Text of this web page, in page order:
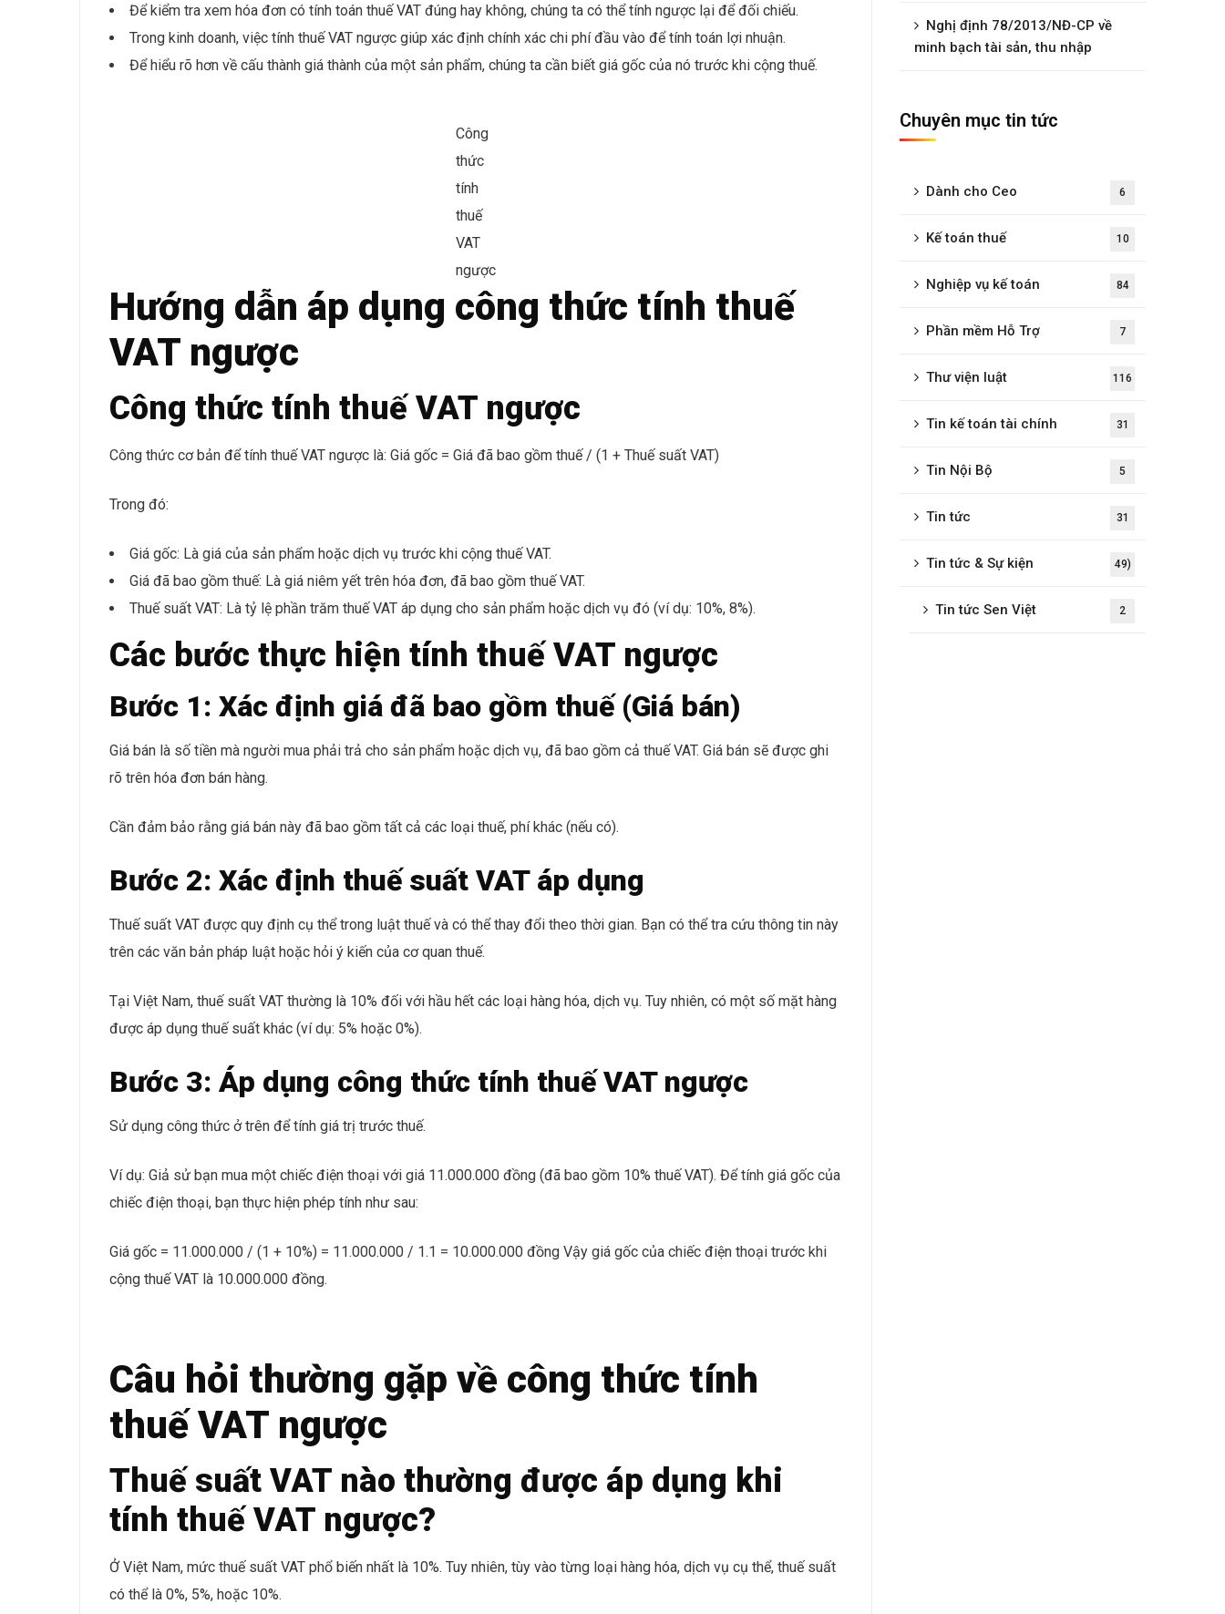
Để kiểm tra xem hóa đơn có tính toán thuế VAT đúng hay không, chúng ta có thể tính ngược lại để đối chiếu.
Trong kinh doanh, việc tính thuế VAT ngược giúp xác định chính xác chi phí đầu vào để tính toán lợi nhuận.
Để hiểu rõ hơn về cấu thành giá thành của một sản phẩm, chúng ta cần biết giá gốc của nó trước khi cộng thuế.
Công
thức
tính
thuế
VAT
ngược
Hướng dẫn áp dụng công thức tính thuế
VAT ngược
Công thức tính thuế VAT ngược
Công thức cơ bản để tính thuế VAT ngược là: Giá gốc = Giá đã bao gồm thuế / (1 + Thuế suất VAT)
Trong đó:
Giá gốc: Là giá của sản phẩm hoặc dịch vụ trước khi cộng thuế VAT.
Giá đã bao gồm thuế: Là giá niêm yết trên hóa đơn, đã bao gồm thuế VAT.
Thuế suất VAT: Là tỷ lệ phần trăm thuế VAT áp dụng cho sản phẩm hoặc dịch vụ đó (ví dụ: 10%, 8%).
Các bước thực hiện tính thuế VAT ngược
Bước 1: Xác định giá đã bao gồm thuế (Giá bán)
Giá bán là số tiền mà người mua phải trả cho sản phẩm hoặc dịch vụ, đã bao gồm cả thuế VAT. Giá bán sẽ được ghi
rõ trên hóa đơn bán hàng.
Cần đảm bảo rằng giá bán này đã bao gồm tất cả các loại thuế, phí khác (nếu có).
Bước 2: Xác định thuế suất VAT áp dụng
Thuế suất VAT được quy định cụ thể trong luật thuế và có thể thay đổi theo thời gian. Bạn có thể tra cứu thông tin này
trên các văn bản pháp luật hoặc hỏi ý kiến của cơ quan thuế.
Tại Việt Nam, thuế suất VAT thường là 10% đối với hầu hết các loại hàng hóa, dịch vụ. Tuy nhiên, có một số mặt hàng
được áp dụng thuế suất khác (ví dụ: 5% hoặc 0%).
Bước 3: Áp dụng công thức tính thuế VAT ngược
Sử dụng công thức ở trên để tính giá trị trước thuế.
Ví dụ: Giả sử bạn mua một chiếc điện thoại với giá 11.000.000 đồng (đã bao gồm 10% thuế VAT). Để tính giá gốc của
chiếc điện thoại, bạn thực hiện phép tính như sau:
Giá gốc = 11.000.000 / (1 + 10%) = 11.000.000 / 1.1 = 10.000.000 đồng Vậy giá gốc của chiếc điện thoại trước khi
cộng thuế VAT là 10.000.000 đồng.
Câu hỏi thường gặp về công thức tính
thuế VAT ngược
Thuế suất VAT nào thường được áp dụng khi
tính thuế VAT ngược?
Ở Việt Nam, mức thuế suất VAT phổ biến nhất là 10%. Tuy nhiên, tùy vào từng loại hàng hóa, dịch vụ cụ thể, thuế suất
có thể là 0%, 5%, hoặc 10%.
Nghị định 78/2013/NĐ-CP về
minh bạch tài sản, thu nhập
Chuyên mục tin tức
Dành cho Ceo 6
Kế toán thuế 10
Nghiệp vụ kế toán 84
Phần mềm Hỗ Trợ 7
Thư viện luật 116
Tin kế toán tài chính 31
Tin Nội Bộ 5
Tin tức 31
Tin tức & Sự kiện 49)
Tin tức Sen Việt 2